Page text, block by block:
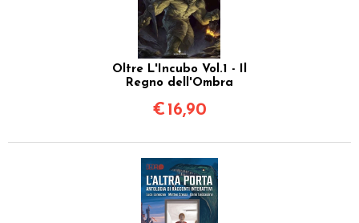
Oltre L'Incubo Vol.1 - Il
Regno dell'Ombra
€ 16,90